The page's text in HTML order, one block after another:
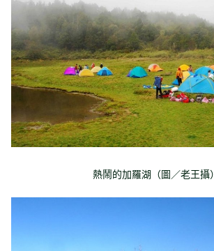
熱鬧的加羅湖（圖／老王攝）